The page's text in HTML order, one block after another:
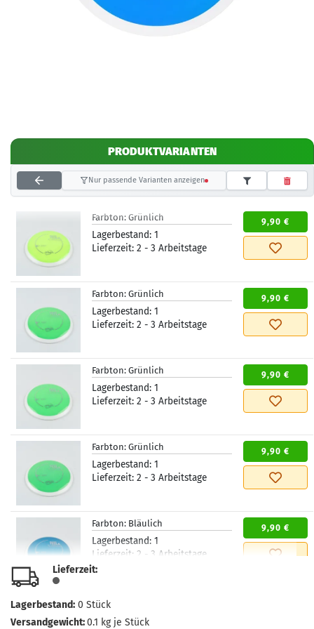
PRODUKTVARIANTEN
Nur passende Varianten anzeigen
Farbton: Grünlich
Lagerbestand: 1
Lieferzeit: 2 - 3 Arbeitstage
9,90 €
Farbton: Grünlich
Lagerbestand: 1
Lieferzeit: 2 - 3 Arbeitstage
9,90 €
Farbton: Grünlich
Lagerbestand: 1
Lieferzeit: 2 - 3 Arbeitstage
9,90 €
Farbton: Grünlich
Lagerbestand: 1
Lieferzeit: 2 - 3 Arbeitstage
9,90 €
Farbton: Bläulich
Lagerbestand: 1
Lieferzeit: 2 - 3 Arbeitstage
9,90 €
Farbton:
Lagerbestand:
Lieferzeit:
Lagerbestand: 0 Stück
Versandgewicht:0.1 kg je Stück